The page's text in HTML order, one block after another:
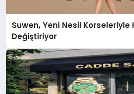
Suwen, Yeni Nesil Korseleriyle
Değiştiriyor